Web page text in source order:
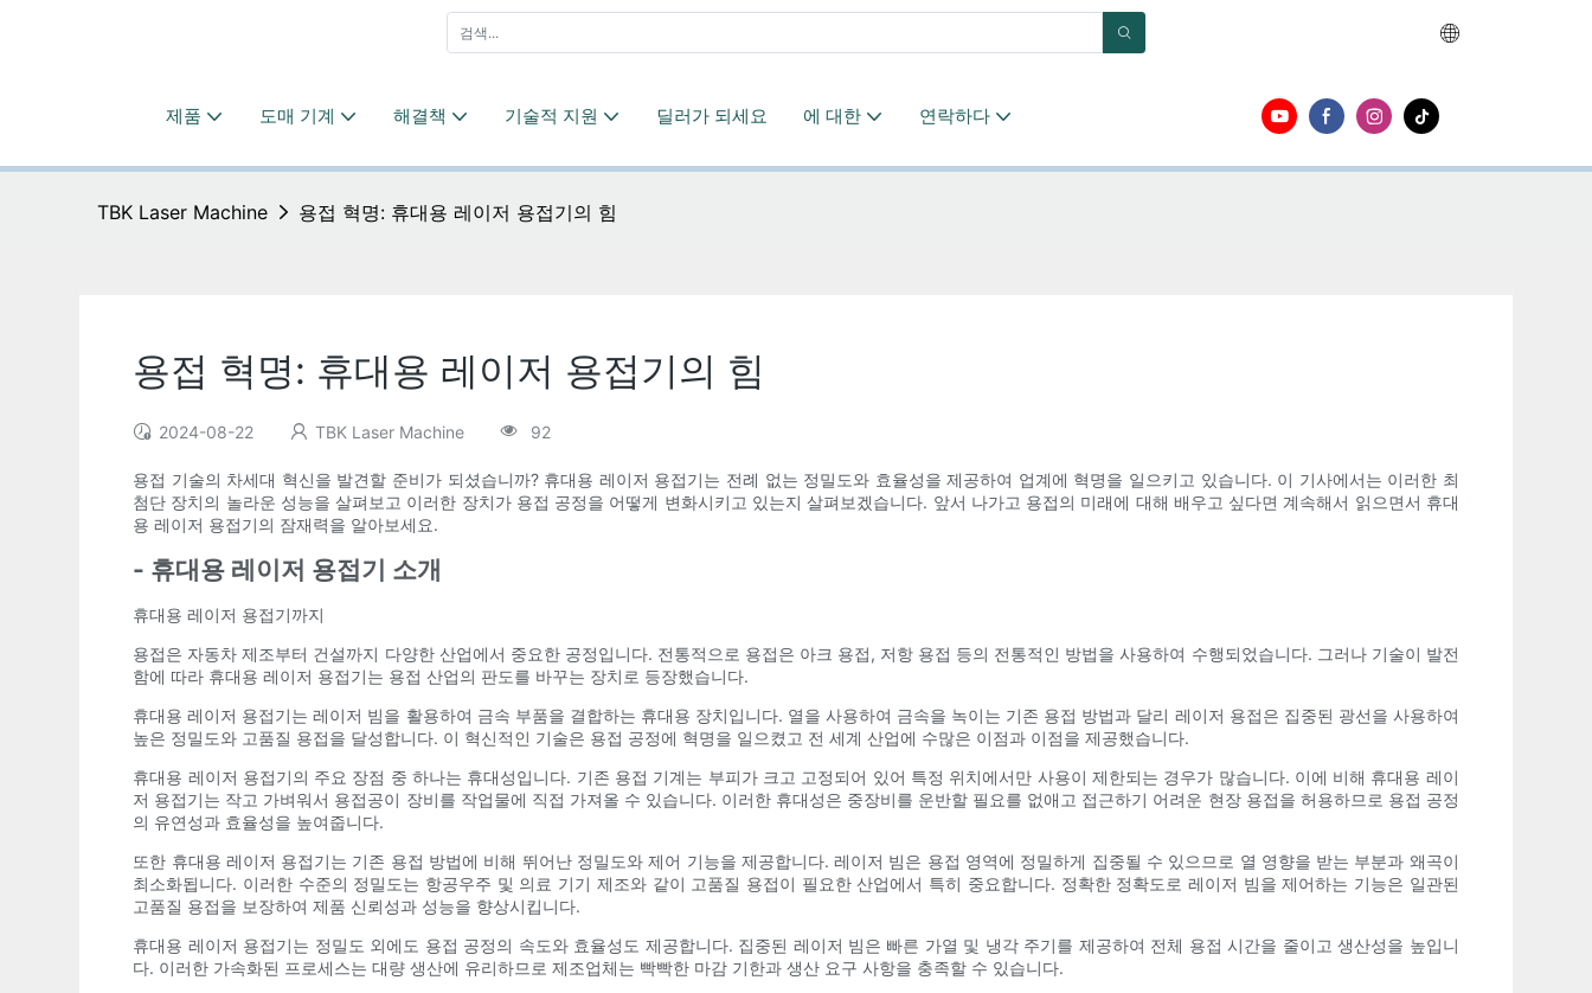
제품 도매 기계 해결책 기술적 지원 딜러가 되세요 에 대한 연락하다
TBK Laser Machine 용접 혁명: 휴대용 레이저 용접기의 힘
용접 혁명: 휴대용 레이저 용접기의 힘
2024-08-22 TBK Laser Machine 92
용접 기술의 차세대 혁신을 발견할 준비가 되셨습니까? 휴대용 레이저 용접기는 전례 없는 정밀도와 효율성을 제공하여 업계에 혁명을 일으키고 있습니다. 이 기사에서는 이러한 최
첨단 장치의 놀라운 성능을 살펴보고 이러한 장치가 용접 공정을 어떻게 변화시키고 있는지 살펴보겠습니다. 앞서 나가고 용접의 미래에 대해 배우고 싶다면 계속해서 읽으면서 휴대
용 레이저 용접기의 잠재력을 알아보세요.
- 휴대용 레이저 용접기 소개
휴대용 레이저 용접기까지
용접은 자동차 제조부터 건설까지 다양한 산업에서 중요한 공정입니다. 전통적으로 용접은 아크 용접, 저항 용접 등의 전통적인 방법을 사용하여 수행되었습니다. 그러나 기술이 발전
함에 따라 휴대용 레이저 용접기는 용접 산업의 판도를 바꾸는 장치로 등장했습니다.
휴대용 레이저 용접기는 레이저 빔을 활용하여 금속 부품을 결합하는 휴대용 장치입니다. 열을 사용하여 금속을 녹이는 기존 용접 방법과 달리 레이저 용접은 집중된 광선을 사용하여
높은 정밀도와 고품질 용접을 달성합니다. 이 혁신적인 기술은 용접 공정에 혁명을 일으켰고 전 세계 산업에 수많은 이점과 이점을 제공했습니다.
휴대용 레이저 용접기의 주요 장점 중 하나는 휴대성입니다. 기존 용접 기계는 부피가 크고 고정되어 있어 특정 위치에서만 사용이 제한되는 경우가 많습니다. 이에 비해 휴대용 레이
저 용접기는 작고 가벼워서 용접공이 장비를 작업물에 직접 가져올 수 있습니다. 이러한 휴대성은 중장비를 운반할 필요를 없애고 접근하기 어려운 현장 용접을 허용하므로 용접 공정
의 유연성과 효율성을 높여줍니다.
또한 휴대용 레이저 용접기는 기존 용접 방법에 비해 뛰어난 정밀도와 제어 기능을 제공합니다. 레이저 빔은 용접 영역에 정밀하게 집중될 수 있으므로 열 영향을 받는 부분과 왜곡이
최소화됩니다. 이러한 수준의 정밀도는 항공우주 및 의료 기기 제조와 같이 고품질 용접이 필요한 산업에서 특히 중요합니다. 정확한 정확도로 레이저 빔을 제어하는 ​​기능은 일관된
고품질 용접을 보장하여 제품 신뢰성과 성능을 향상시킵니다.
휴대용 레이저 용접기는 정밀도 외에도 용접 공정의 속도와 효율성도 제공합니다. 집중된 레이저 빔은 빠른 가열 및 냉각 주기를 제공하여 전체 용접 시간을 줄이고 생산성을 높입니
다. 이러한 가속화된 프로세스는 대량 생산에 유리하므로 제조업체는 빡빡한 마감 기한과 생산 요구 사항을 충족할 수 있습니다.